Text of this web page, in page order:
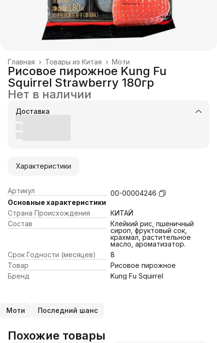
Моти
Товары из Китая ›
Главная ›
Рисовое пирожное Kung Fu
Squirrel Strawberry 180гр
Нет в наличии
Доставка
Характеристики
Артикул
00-00004246
Основные характеристики
Страна Происхождения
КИТАЙ
Состав
Клейкий рис, пшеничный
сироп, фруктовый сок,
крахмал, растительное
масло, ароматизатор.
Срок Годности (месяцев)
8
Товар
Рисовое пирожное
Бренд
Kung Fu Squirrel
Моти Последний шанс
Похожие товары